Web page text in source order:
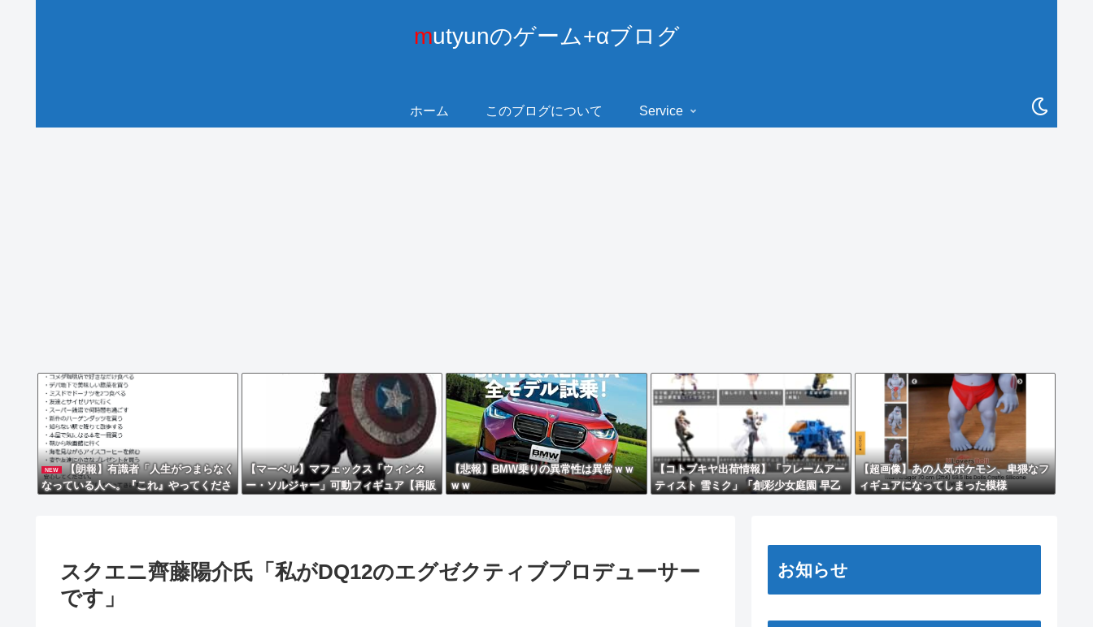
mutyunのゲーム+αブログ
ホーム このブログについて Service
NEW
【朗報】有識者「人生がつまらなく
なっている人へ。『これ』やってくださ
【マーベル】マフェックス「ウィンタ
ー・ソルジャー」可動フィギュア【再販
【悲報】BMW乗りの異常性は異常ｗｗ
ｗｗ
【コトブキヤ出荷情報】「フレームアー
ティスト 雪ミク」「創彩少女庭園 早乙
【超画像】あの人気ポケモン、卑猥なフ
ィギュアになってしまった模様
スクエニ齊藤陽介氏「私がDQ12のエグゼクティブプロデューサー
です」
お知らせ